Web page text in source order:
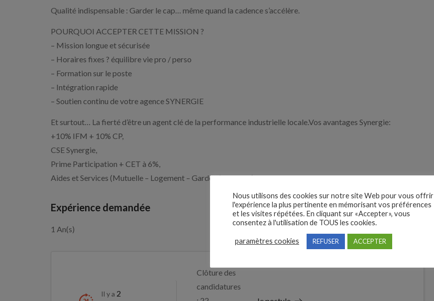
Qualité indispensable : Garder le cap… même quand la cadence s’accélère.
POURQUOI ACCEPTER CETTE MISSION ?
– Mission longue et sécurisée
– Horaires fixes ? équilibre vie pro / perso
– Formation sur le poste
– Intégration rapide
– Soutien continu de votre agence SYNERGIE
Et surtout… La fierté d’être un agent clé de la performance industrielle locale.Vos avantages Synergie:
+10% IFM + 10% CP,
CSE Synergie,
Prime Participation + CET à 6%,
Aides et Services (Mutuelle – Logement – Garde d’enfants…)
Expérience demandée
1 An(s)
Il y a 2
Clôture des
candidatures
Nous utilisons des cookies sur notre site Web pour vous offrir
l'expérience la plus pertinente en mémorisant vos préférences
et les visites répétées. En cliquant sur «Accepter», vous
consentez à l'utilisation de TOUS les cookies.
paramètres cookies REFUSER ACCEPTER